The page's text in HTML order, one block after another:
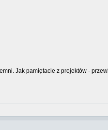
Jak pamiętacie z projektów -